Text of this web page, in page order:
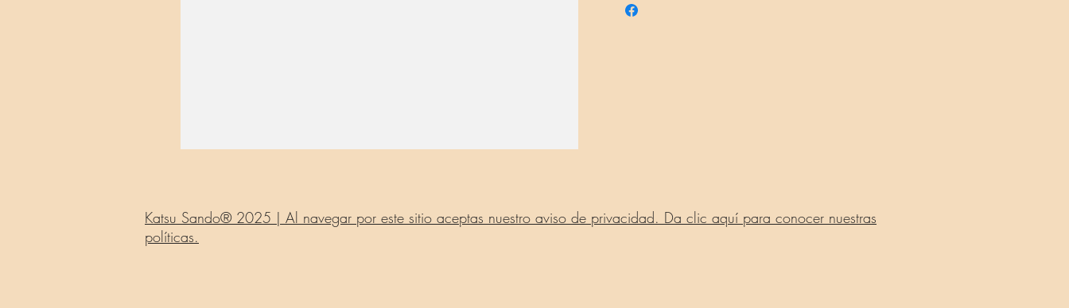
Katsu Sando® 2025 | Al navegar por este sitio aceptas nuestro aviso de privacidad. Da clic aquí para conocer nuestras
políticas.